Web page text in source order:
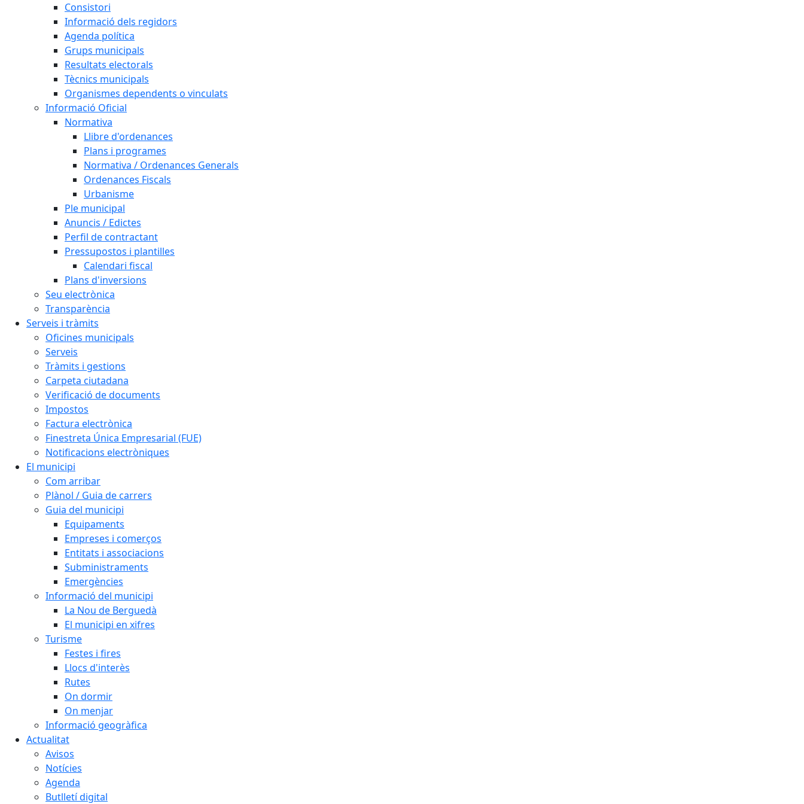
Consistori
Informació dels regidors
Agenda política
Grups municipals
Resultats electorals
Tècnics municipals
Organismes dependents o vinculats
Informació Oficial
Normativa
Llibre d'ordenances
Plans i programes
Normativa / Ordenances Generals
Ordenances Fiscals
Urbanisme
Ple municipal
Anuncis / Edictes
Perfil de contractant
Pressupostos i plantilles
Calendari fiscal
Plans d'inversions
Seu electrònica
Transparència
Serveis i tràmits
Oficines municipals
Serveis
Tràmits i gestions
Carpeta ciutadana
Verificació de documents
Impostos
Factura electrònica
Finestreta Única Empresarial (FUE)
Notificacions electròniques
El municipi
Com arribar
Plànol / Guia de carrers
Guia del municipi
Equipaments
Empreses i comerços
Entitats i associacions
Subministraments
Emergències
Informació del municipi
La Nou de Berguedà
El municipi en xifres
Turisme
Festes i fires
Llocs d'interès
Rutes
On dormir
On menjar
Informació geogràfica
Actualitat
Avisos
Notícies
Agenda
Butlletí digital